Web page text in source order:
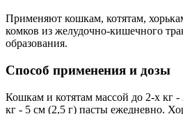
Применяют кошкам, котятам,
комков из желудочно-кишечного
образования.
Способ применения и дозы
Кошкам и котятам массой до 2-х кг -
кг - 5 см (2,5 г) пасты ежедневно.